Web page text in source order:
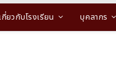
กี่ยวกับโรงเรียน บุคลากร